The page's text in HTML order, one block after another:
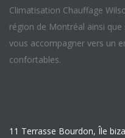
Climatisation Chauffage
région de Montréal ainsi
vous accompagner vers un
confortables.
11 Terrasse Bourdon, Île